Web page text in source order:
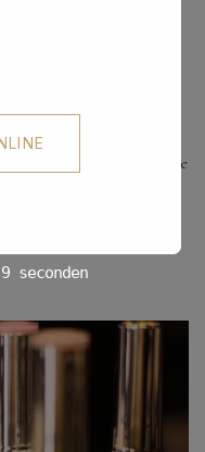
JE MOET
A BOTTLE
Builder in a Bottle Ben je
mooie nagels zonder…
8 seconden